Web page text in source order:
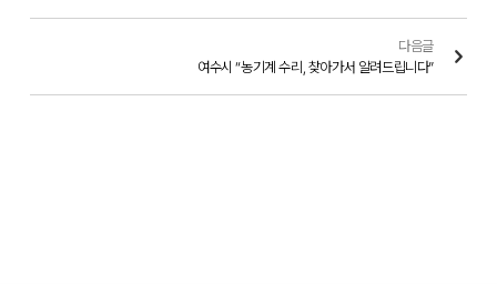
다음글
여수시 “농기계 수리, 찾아가서 알려드립니다”